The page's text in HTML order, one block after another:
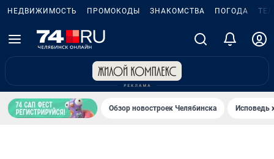
НЕДВИЖИМОСТЬ ПРОМОКОДЫ ЗНАКОМСТВА ПОГОДА
Обзор новостроек Челябинска Исповедь